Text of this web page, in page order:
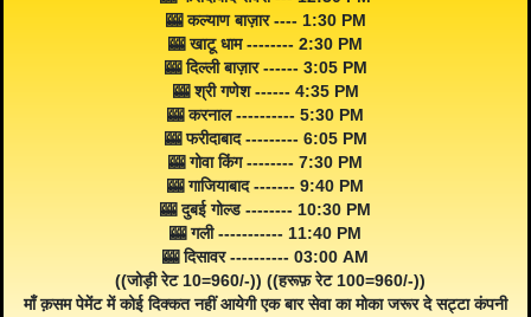
🎰 कल्याण बाज़ार ---- 1:30 PM
🎰 खाटू धाम -------- 2:30 PM
🎰 दिल्ली बाज़ार ------ 3:05 PM
🎰 श्री गणेश ------ 4:35 PM
🎰 करनाल ---------- 5:30 PM
🎰 फरीदाबाद --------- 6:05 PM
🎰 गोवा किंग -------- 7:30 PM
🎰 गाजियाबाद ------- 9:40 PM
🎰 दुबई गोल्ड -------- 10:30 PM
🎰 गली ----------- 11:40 PM
🎰 दिसावर ---------- 03:00 AM
((जोड़ी रेट 10=960/-)) ((हरूफ़ रेट 100=960/-))
माँ क़सम पेमेंट में कोई दिक्कत नहीं आयेगी एक बार सेवा का मोका जरूर दे सट्टा कंपनी